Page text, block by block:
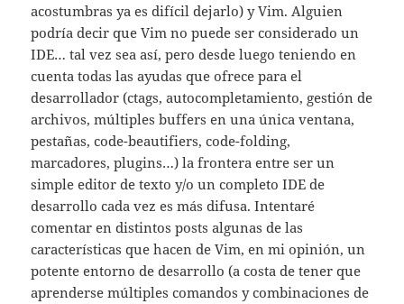
acostumbras ya es difícil dejarlo) y Vim. Alguien
podría decir que Vim no puede ser considerado un
IDE… tal vez sea así, pero desde luego teniendo en
cuenta todas las ayudas que ofrece para el
desarrollador (ctags, autocompletamiento, gestión de
archivos, múltiples buffers en una única ventana,
pestañas, code-beautifiers, code-folding,
marcadores, plugins…) la frontera entre ser un
simple editor de texto y/o un completo IDE de
desarrollo cada vez es más difusa. Intentaré
comentar en distintos posts algunas de las
características que hacen de Vim, en mi opinión, un
potente entorno de desarrollo (a costa de tener que
aprenderse múltiples comandos y combinaciones de